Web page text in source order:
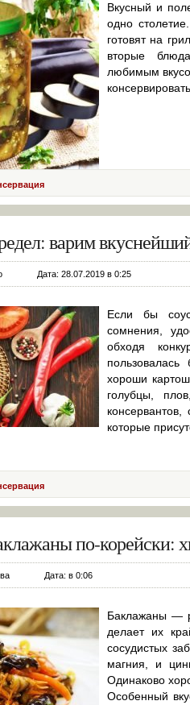
Вкусный и
одно
готовят на
вторые
любимым
консервировать.
варим
Дата: 28.07.2019 в 0:25
Если бы
сомнения,
обходя
хороши
голубцы,
консервантов,
которые
по-корейски:
Дата: в 0:06
Баклажаны —
делает их
сосудистых
магния, и
Одинаково
Особенный